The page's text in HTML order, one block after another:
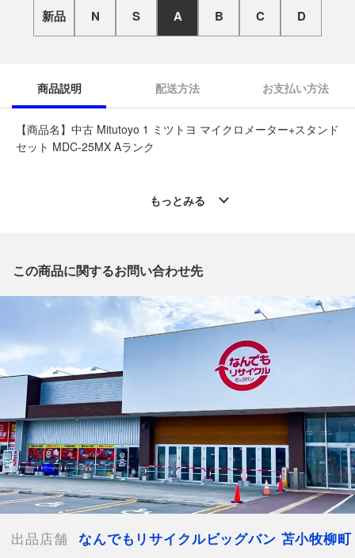
新品 N S A B C D
商品説明 配送方法 お支払い方法
【商品名】中古 Mitutoyo 1 ミツトヨ マイクロメーター+スタンド
セット MDC-25MX Aランク
※「なんでもリサイクルビッグバン 公式オンラインストアの出
電話番号：0144-53-3196
【店舗内商品コード】1019001282338
【メーカー】Mitutoyo
【型番】MDC-25MX
【付属品】なし
【ランク】Aランク
少々の使用感はあるが状態の良い中古品
【使用予定配送業者】佐川急便 飛脚宅配便80サイズ
【こちらの商品は在庫連動システムを導入し、店頭や他ネットシ
ョップと併売を行なっておりますが、タイミングによりシステム
の反映が間に合わず欠品となってしまう場合がございます。
売切れの場合は、ご購入をキャンセルさせていただく場合がござ
もっとみる
この商品に関するお問い合わせ先
出品店舗
なんでもリサイクルビッグバン 苫小牧柳町